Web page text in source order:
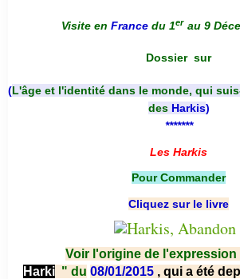
Visite en France du 1er au 9
Dossier sur
(L'âge et l'identité dans le monde, qui
des Harkis)
*******
Les Harkis
Pour Commander
Cliquez sur le livre
Voir l'origine de l'expression
Harki " du 08/01/2015 , qui a été